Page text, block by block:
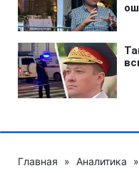
Главная » Аналитика »